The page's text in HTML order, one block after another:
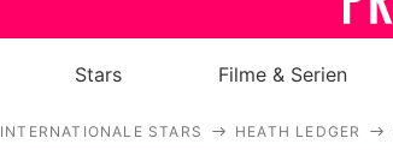
Stars Filme & Serien
INTERNATIONALE STARS HEATH LEDGER